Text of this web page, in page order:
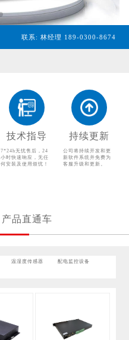
联系: 林经理 189-0300-8674
技术指导
7*24h无忧售后，24
小时快速响应，无任
何安装及使用烦忧！
持续更新
公司将持续开发和更
新软件系统并免费为
客服升级和更新。
产品直通车
温湿度传感器 配电监控设备